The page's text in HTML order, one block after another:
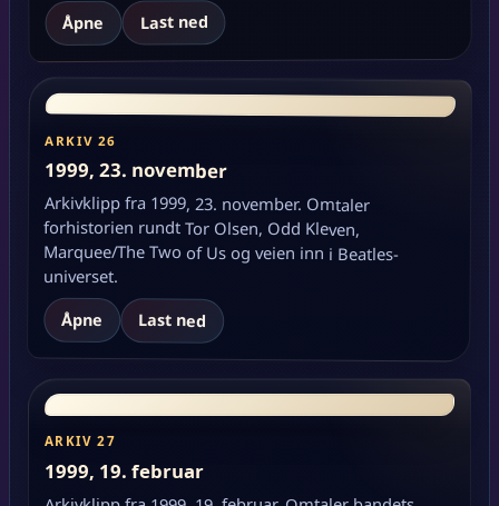
Åpne Last ned
ARKIV 26
1999, 23. november
Arkivklipp fra 1999, 23. november. Omtaler
forhistorien rundt Tor Olsen, Odd Kleven,
Marquee/The Two of Us og veien inn i Beatles-
universet.
Åpne Last ned
ARKIV 27
1999, 19. februar